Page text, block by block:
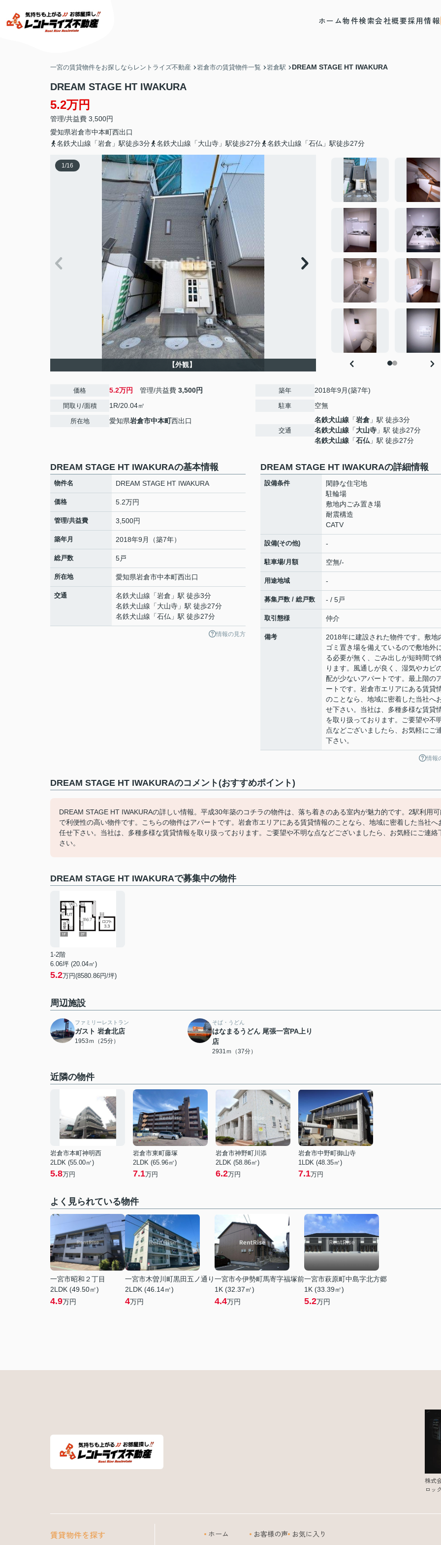
ホーム物件検索会社概要採用情報
一宮の賃貸物件をお探しならレントライズ不動産 岩倉市の賃貸物件一覧 岩倉駅 DREAM STAGE HT IWAKURA
DREAM STAGE HT IWAKURA
5.2万円
管理/共益費 3,500円
愛知県岩倉市中本町西出口
名鉄犬山線「岩倉」駅徒歩3分
名鉄犬山線「大山寺」駅徒歩27分 名鉄犬山線「石仏」駅徒歩27分
1/16
【外観】
価格 5.2万円 管理/共益費 3,500円
間取り/面積 1R/20.04㎡
所在地 愛知県岩倉市中本町西出口
築年 2018年9月(築7年)
駐車 空無
交通
名鉄犬山線 「岩倉 」駅 徒歩3分
名鉄犬山線 「大山寺 」駅 徒歩27分
名鉄犬山線 「石仏 」駅 徒歩27分
DREAM STAGE HT IWAKURAの基本情報
物件名 DREAM STAGE HT IWAKURA
価格 5.2万円
管理/共益費 3,500円
築年月 2018年9月（築7年）
総戸数 5戸
所在地 愛知県岩倉市中本町西出口
交通 名鉄犬山線 「岩倉 」駅 徒歩3分
名鉄犬山線 「大山寺 」駅 徒歩27分
名鉄犬山線 「石仏 」駅 徒歩27分
情報の見方
DREAM STAGE HT IWAKURAの詳細情報
設備条件
閑静な住宅地
駐輪場
敷地内ごみ置き場
耐震構造
CATV
設備(その他) -
駐車場/月額 空無/-
用途地域 -
募集戸数 / 総戸数 - / 5戸
取引態様 仲介
備考
2018年に建設された物件です。敷地
ゴミ置き場を備えているので敷地外
る必要が無く、ごみ出しが短時間で
ります。風通しが良く、湿気やカビ
配が少ないアパートです。最上階の
ートです。岩倉市エリアにある賃貸
のことなら、地域に密着した当社へ
せ下さい。当社は、多種多様な賃貸
を取り扱っております。ご要望や不
点などございましたら、お気軽にご
下さい。
情報
DREAM STAGE HT IWAKURAのコメント(おすすめポイント)
DREAM STAGE HT IWAKURAの詳しい情報。平成30年築のコチラの物件は、落ち着きのある室内が魅力的です。2駅利用
で利便性の高い物件です。こちらの物件はアパートです。岩倉市エリアにある賃貸情報のことなら、地域に密着した当社へ
任せ下さい。当社は、多種多様な賃貸情報を取り扱っております。ご要望や不明な点などございましたら、お気軽にご連絡
さい。
DREAM STAGE HT IWAKURAで募集中の物件
1-2階
6.06坪 (20.04㎡)
5.2万円(8580.86円/坪)
周辺施設
ファミリーレストラン
ガスト 岩倉北店
1953ｍ（25分）
そば・うどん
はなまるうどん 尾張一宮PA上り
店
2931ｍ（37分）
近隣の物件
岩倉市本町神明西
2LDK (55.00㎡)
5.8万円
岩倉市東町藤塚
2LDK (65.96㎡)
7.1万円
岩倉市神野町川添
2LDK (58.86㎡)
6.2万円
岩倉市中野町御山寺
1LDK (48.35㎡)
7.1万円
よく見られている物件
一宮市昭和２丁目
2LDK (49.50㎡)
4.9万円
一宮市木曽川町黒田五ノ通り
2LDK (46.14㎡)
4万円
一宮市今伊勢町馬寄字福塚前
1K (32.37㎡)
4.4万円
一宮市萩原町中島字北方郷
1K (33.39㎡)
5.2万円
株式
ロッ
賃貸物件を探す ホーム お客様の声 お気に入り